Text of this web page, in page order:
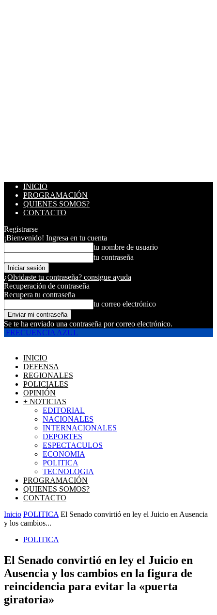
INICIO
PROGRAMACIÓN
QUIENES SOMOS?
CONTACTO
Registrarse
¡Bienvenido! Ingresa en tu cuenta
tu nombre de usuario
tu contraseña
¿Olvidaste tu contraseña? consigue ayuda
Recuperación de contraseña
Recupera tu contraseña
tu correo electrónico
Se te ha enviado una contraseña por correo electrónico.
FRECUENCIA AZUL
INICIO
DEFENSA
REGIONALES
POLICIALES
OPINIÓN
+ NOTICIAS
EDITORIAL
NACIONALES
INTERNACIONALES
DEPORTES
ESPECTACULOS
ECONOMIA
POLITICA
TECNOLOGIA
PROGRAMACIÓN
QUIENES SOMOS?
CONTACTO
Inicio POLITICA El Senado convirtió en ley el Juicio en Ausencia
y los cambios...
POLITICA
El Senado convirtió en ley el Juicio en
Ausencia y los cambios en la figura de
reincidencia para evitar la «puerta
giratoria»